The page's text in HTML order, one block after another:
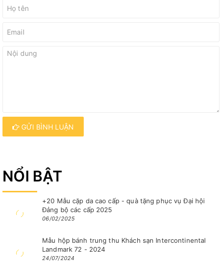
GỬI BÌNH LUẬN
NỔI BẬT
+20 Mẫu cặp da cao cấp - quà tặng phục vụ Đại hội
Đảng bộ các cấp 2025
06/02/2025
Mẫu hộp bánh trung thu Khách sạn Intercontinental
Landmark 72 - 2024
24/07/2024